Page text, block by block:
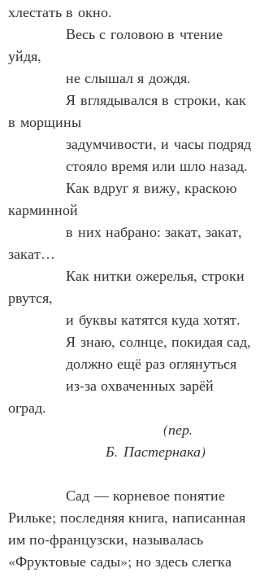
хлестать в окно.
Весь с головою в чтение
уйдя,
не слышал я дождя.
Я вглядывался в строки, как
в морщины
задумчивости, и часы подряд
стояло время или шло назад.
Как вдруг я вижу, краскою
карминной
в них набрано: закат, закат,
закат…
Как нитки ожерелья, строки
рвутся,
и буквы катятся куда хотят.
Я знаю, солнце, покидая сад,
должно ещё раз оглянуться
из‑за охваченных зарёй
оград.
(пер.
Б. Пастернака)
Сад — корневое понятие
Рильке; последняя книга, написанная
им по‑французски, называлась
«Фруктовые сады»; но здесь слегка